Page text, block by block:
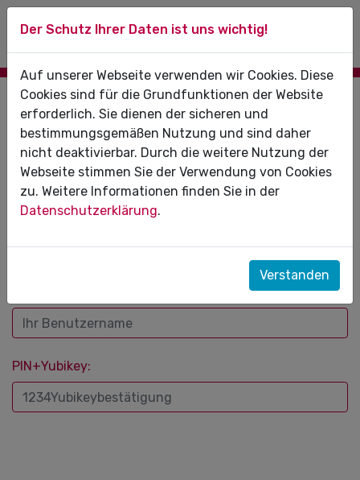
INFORMATIONEN ZUR
ABRECHNUNG
Zugangsgeschützter Bereich
Um Zugang zu erhalten, melden Sie sich bitte mit dem
PIN+Yubikey:
Der Schutz Ihrer Daten ist uns wichtig!
Auf unserer Webseite verwenden wir Cookies. Diese
Cookies sind für die Grundfunktionen der Website
erforderlich. Sie dienen der sicheren und
bestimmungsgemäßen Nutzung und sind daher
nicht deaktivierbar. Durch die weitere Nutzung der
Webseite stimmen Sie der Verwendung von Cookies
zu. Weitere Informationen finden Sie in der
Datenschutzerklärung.
Verstanden